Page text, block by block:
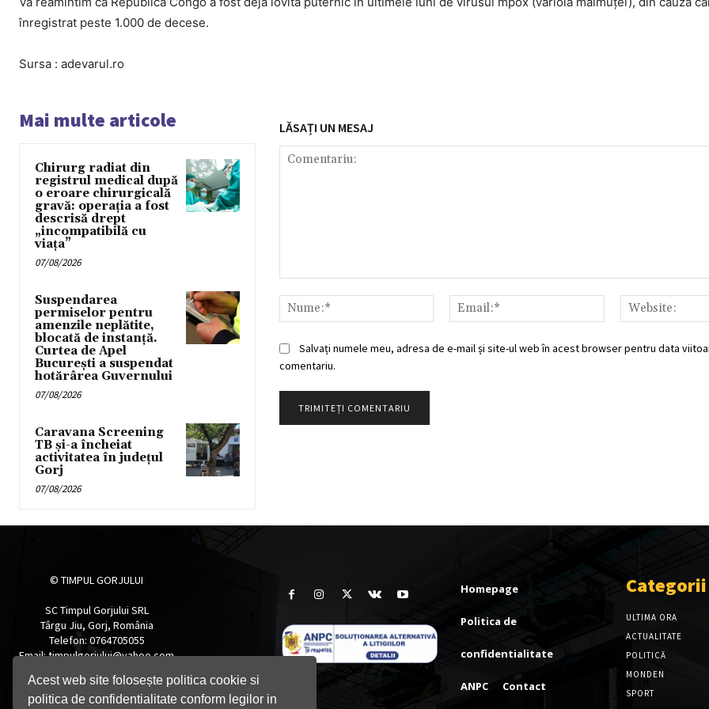
Acest web site folosește politica cookie si
politica de confidentialitate conform legilor in
înregistrat peste 1.000 de decese.
Sursa : adevarul.ro
Mai multe articole
Chirurg radiat din
registrul medical după
o eroare chirurgicală
gravă: operația a fost
descrisă drept
„incompatibilă cu
viața”
07/08/2026
Suspendarea
permiselor pentru
amenzile neplătite,
blocată de instanță.
Curtea de Apel
București a suspendat
hotărârea Guvernului
07/08/2026
Caravana Screening
TB și-a încheiat
activitatea în județul
Gorj
07/08/2026
LĂSAȚI UN MESAJ
Nume:*
Email:*
Salvați numele meu, adresa de e-mail și site-ul web în acest browser pentru data
comentariu.
© TIMPUL GORJULUI
SC Timpul Gorjului SRL
Târgu Jiu, Gorj, România
Telefon: 0764705055
Email: timpulgorjului@yahoo.com
Homepage
Politica de
confidentialitate
ANPC Contact
Categorii
ULTIMA ORA
ACTUALITATE
POLITICĂ
MONDEN
SPORT